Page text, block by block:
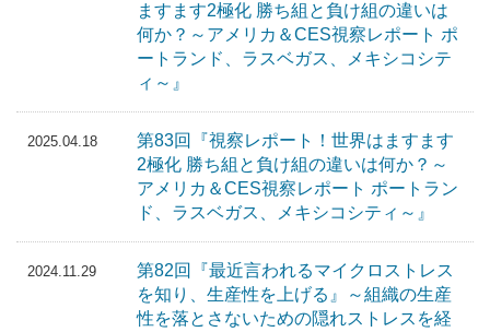
ますます2極化 勝ち組と負け組の違いは
何か？～アメリカ＆CES視察レポート ポ
ートランド、ラスベガス、メキシコシテ
ィ～』
2025.04.18
第83回『視察レポート！世界はますます
2極化 勝ち組と負け組の違いは何か？～
アメリカ＆CES視察レポート ポートラン
ド、ラスベガス、メキシコシティ～』
2024.11.29
第82回『最近言われるマイクロストレス
を知り、生産性を上げる』～組織の生産
性を落とさないための隠れストレスを経